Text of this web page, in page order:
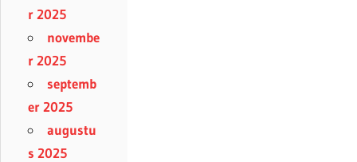
r 2025
novembe
r 2025
septemb
er 2025
augustu
s 2025